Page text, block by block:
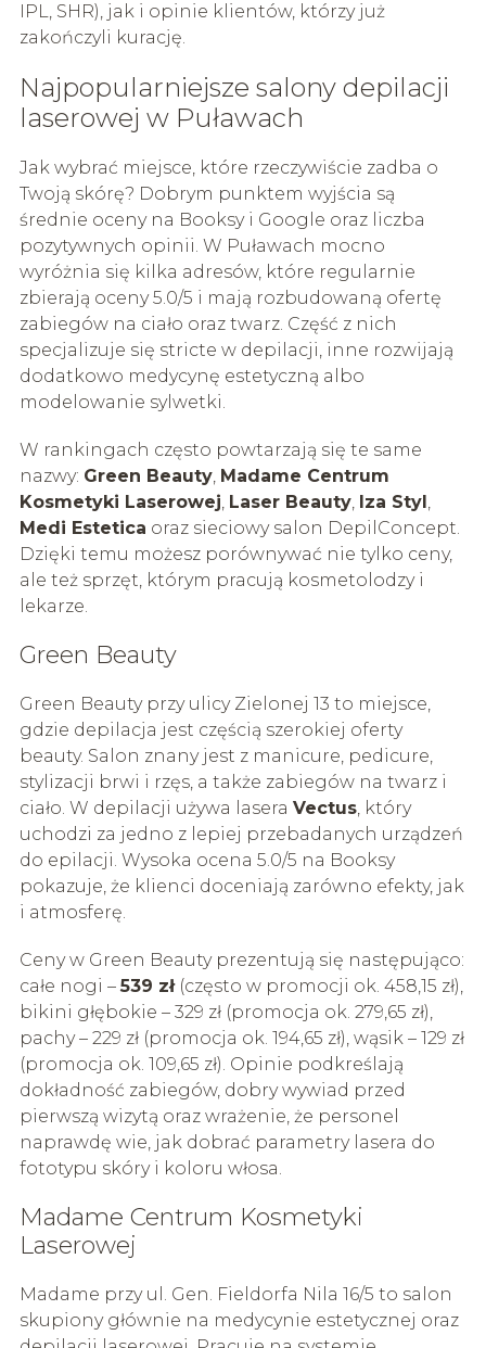
IPL, SHR), jak i opinie klientów, którzy już
zakończyli kurację.
Najpopularniejsze salony depilacji
laserowej w Puławach
Jak wybrać miejsce, które rzeczywiście zadba o
Twoją skórę? Dobrym punktem wyjścia są
średnie oceny na Booksy i Google oraz liczba
pozytywnych opinii. W Puławach mocno
wyróżnia się kilka adresów, które regularnie
zbierają oceny 5.0/5 i mają rozbudowaną ofertę
zabiegów na ciało oraz twarz. Część z nich
specjalizuje się stricte w depilacji, inne rozwijają
dodatkowo medycynę estetyczną albo
modelowanie sylwetki.
W rankingach często powtarzają się te same
nazwy: Green Beauty, Madame Centrum
Kosmetyki Laserowej, Laser Beauty, Iza Styl ,
Medi Estetica oraz sieciowy salon DepilConcept.
Dzięki temu możesz porównywać nie tylko ceny,
ale też sprzęt, którym pracują kosmetolodzy i
lekarze.
Green Beauty
Green Beauty przy ulicy Zielonej 13 to miejsce,
gdzie depilacja jest częścią szerokiej oferty
beauty. Salon znany jest z manicure, pedicure,
stylizacji brwi i rzęs, a także zabiegów na twarz i
ciało. W depilacji używa lasera Vectus, który
uchodzi za jedno z lepiej przebadanych urządzeń
do epilacji. Wysoka ocena 5.0/5 na Booksy
pokazuje, że klienci doceniają zarówno efekty, jak
i atmosferę.
Ceny w Green Beauty prezentują się następująco:
całe nogi –539 zł(często w promocji ok. 458,15 zł),
bikini głębokie – 329 zł (promocja ok. 279,65 zł),
pachy – 229 zł (promocja ok. 194,65 zł), wąsik – 129 zł
(promocja ok. 109,65 zł). Opinie podkreślają
dokładność zabiegów, dobry wywiad przed
pierwszą wizytą oraz wrażenie, że personel
naprawdę wie, jak dobrać parametry lasera do
fototypu skóry i koloru włosa.
Madame Centrum Kosmetyki
Laserowej
Madame przy ul. Gen. Fieldorfa Nila 16/5 to salon
skupiony głównie na medycynie estetycznej oraz